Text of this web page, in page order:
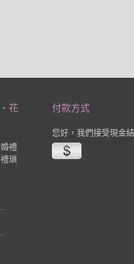
‧花
禮
瑣
付款方式
您好，我們接受現金